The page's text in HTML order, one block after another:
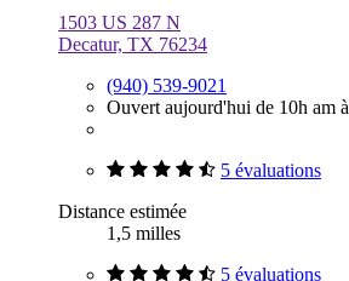
1503 US 287 N
Decatur, TX 76234
(940) 539-9021
Ouvert aujourd'hui de 10h am
5 évaluations
Distance estimée
1,5 milles
5 évaluations